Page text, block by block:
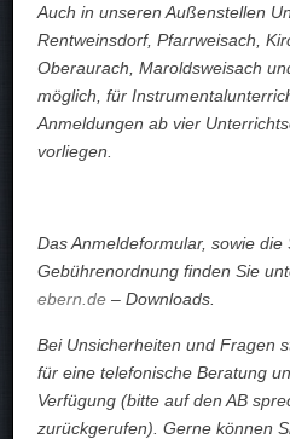
Auch in unseren Außenstellen
Rentweinsdorf, Pfarrweisach,
Oberaurach, Maroldsweisach
möglich, für
Anmeldungen ab vier
vorliegen.
Das Anmeldeformular, sowie die
Gebührenordnung finden Sie
ebern.de – Downloads.
Bei Unsicherheiten und Fragen
für eine telefonische Beratung
Verfügung (bitte auf den AB
zurückgerufen). Gerne können